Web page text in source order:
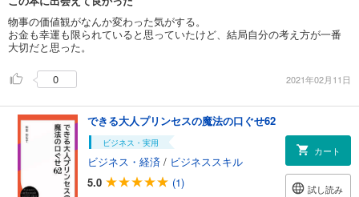
物事の価値観がなんか変わった気がする。
お金も幸運も限られていると思っていたけど、結局自分の考え方が一番
大切だと思った。
0 2021年02月11日
できる大人プリンセスの魔法の口ぐせ62
ビジネス・実用
ビジネス・経済 / ビジネススキル
5.0
(1)
カート
試し読み